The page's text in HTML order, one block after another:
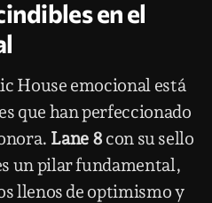
en el
House emocional está
que han perfeccionado
Lane 8 con su sello
un pilar fundamental,
llenos de optimismo y